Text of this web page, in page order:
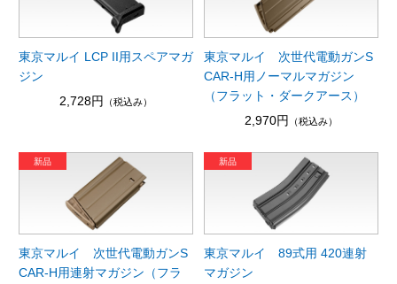
東京マルイ LCP II用スペアマガ
ジン
2,728円
（税込み）
東京マルイ 次世代電動ガンS
CAR-H用ノーマルマガジン
（フラット・ダークアース）
2,970円
（税込み）
東京マルイ 次世代電動ガンS
CAR-H用連射マガジン（フラ
東京マルイ 89式用 420連射
マガジン